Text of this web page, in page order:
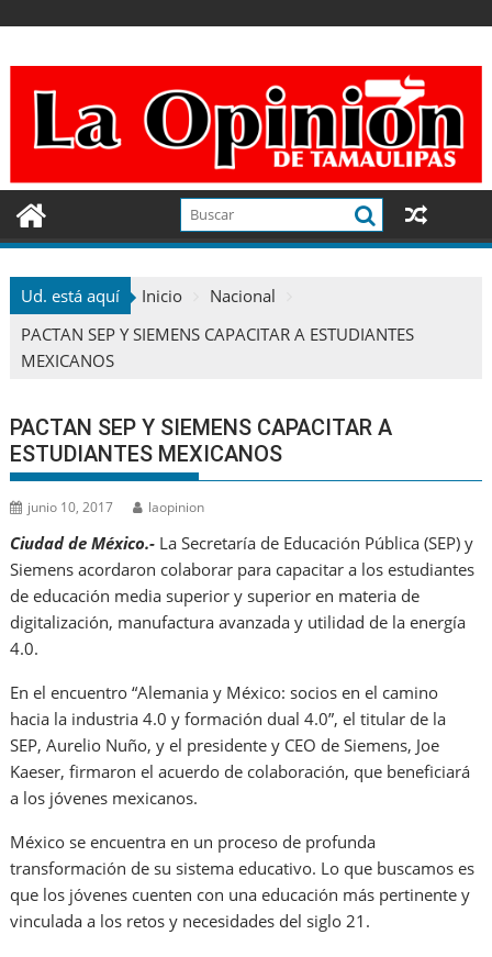
contenido
Ud. está aquí Inicio
Nacional
PACTAN SEP Y SIEMENS CAPACITAR A ESTUDIANTES
MEXICANOS
PACTAN SEP Y SIEMENS CAPACITAR A
ESTUDIANTES MEXICANOS
junio 10, 2017 laopinion
Ciudad de México.- La Secretaría de Educación Pública (SEP) y
Siemens acordaron colaborar para capacitar a los estudiantes
de educación media superior y superior en materia de
digitalización, manufactura avanzada y utilidad de la energía
4.0.
En el encuentro “Alemania y México: socios en el camino
hacia la industria 4.0 y formación dual 4.0”, el titular de la
SEP, Aurelio Nuño, y el presidente y CEO de Siemens, Joe
Kaeser, firmaron el acuerdo de colaboración, que beneficiará
a los jóvenes mexicanos.
México se encuentra en un proceso de profunda
transformación de su sistema educativo. Lo que buscamos es
que los jóvenes cuenten con una educación más pertinente y
vinculada a los retos y necesidades del siglo 21.